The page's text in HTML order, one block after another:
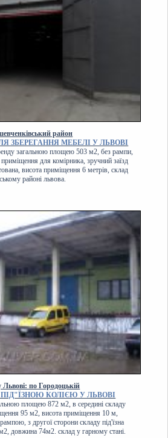
район
ЗБЕРЕГАННЯ МЕБЕЛІ У ЛЬВОВІ
загальною площею 503 м2, без рампи,
приміщення для комірника, зручний заїзд
висота приміщення 6 метрів, склад
районі львова.
по Городоцькій
КОЛІЄЮ У ЛЬВОВІ
площею 872 м2, в середині складу
95 м2, висота приміщення 10 м,
з другої сторони складу під'їзна
довжина 74м2. склад у гарному стані.